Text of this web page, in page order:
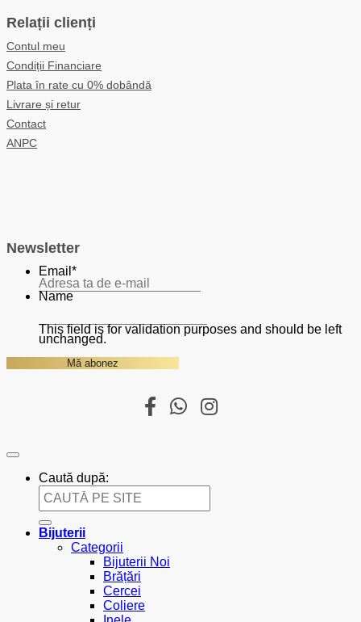
Relații clienți
Contul meu
Condiții Financiare
Plata în rate cu 0% dobândă
Livrare și retur
Contact
ANPC
Newsletter
Email *
Name
This field is for validation purposes and should be left
unchanged.
Caută după:
Bijuterii
Categorii
Bijuterii Noi
Brățări
Cercei
Coliere